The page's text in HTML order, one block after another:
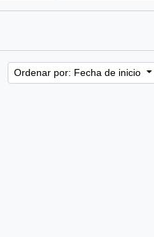
Ordenar por: Fecha de inicio